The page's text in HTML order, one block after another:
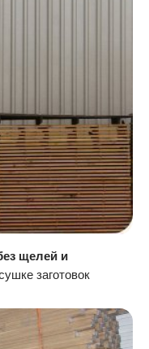
щелей и
заготовок